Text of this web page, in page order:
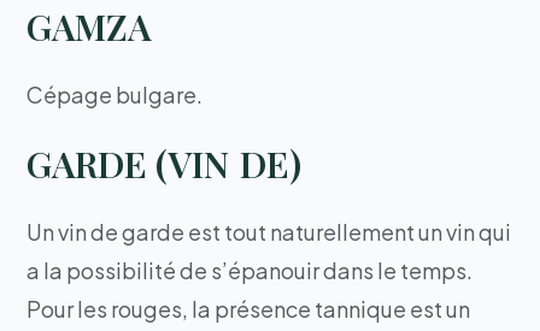
GAMZA
Cépage bulgare.
GARDE (VIN DE)
Un vin de garde est tout naturellement un vin qui
a la possibilité de s’épanouir dans le temps.
Pour les rouges, la présence tannique est un